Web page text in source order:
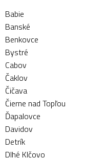
Babie
Banské
Benkovce
Bystré
Cabov
Čaklov
Čičava
Čierne nad Topľou
Ďapalovce
Davidov
Detrík
Dlhé Klčovo